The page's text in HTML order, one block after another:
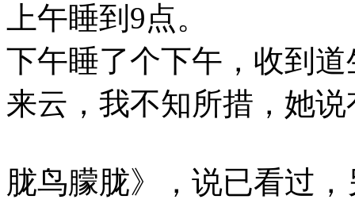
上午睡到9点。
下午睡了个下午，收到
来云，我不知所措，她
胧鸟朦胧》，说已看过